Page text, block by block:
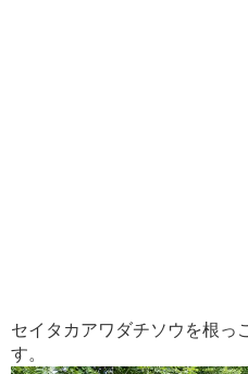
セイタカアワダチソウを根っ
す。